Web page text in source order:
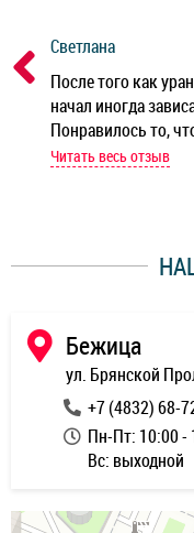
Светлана
После того как
начал иногда
Понравилось то,
мастер при мне
работы и
Читать весь отзыв
Бежица
ул. Брянской
+7 (4832) 68-
Пн-Пт: 10:00 -
Вс: выходной